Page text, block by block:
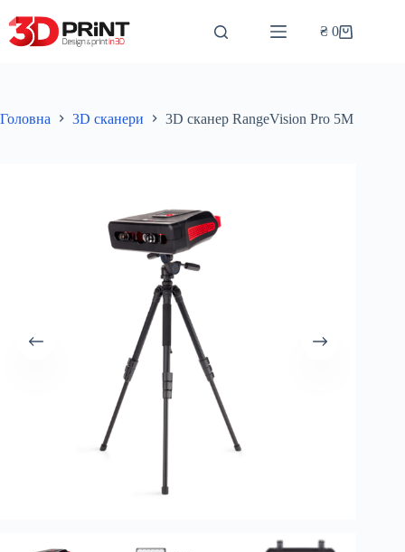
до
вмісту
Кошик
₴ 0
Головна 3D сканери 3D сканер RangeVision Pro 5M